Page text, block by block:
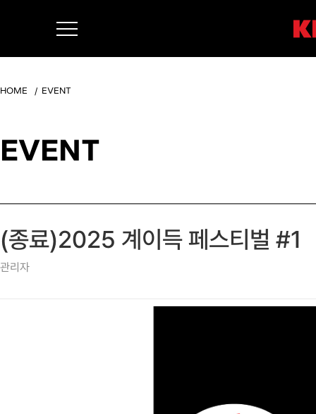
HOME EVENT
EVENT
(종료)2025 계이득 페스티벌 #1
관리자